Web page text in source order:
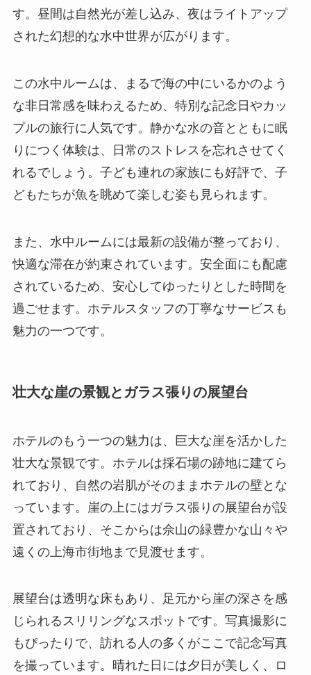
す。昼間は自然光が差し込み、夜はライトアップ
された幻想的な水中世界が広がります。
この水中ルームは、まるで海の中にいるかのよう
な非日常感を味わえるため、特別な記念日やカッ
プルの旅行に人気です。静かな水の音とともに眠
りにつく体験は、日常のストレスを忘れさせてく
れるでしょう。子ども連れの家族にも好評で、子
どもたちが魚を眺めて楽しむ姿も見られます。
また、水中ルームには最新の設備が整っており、
快適な滞在が約束されています。安全面にも配慮
されているため、安心してゆったりとした時間を
過ごせます。ホテルスタッフの丁寧なサービスも
魅力の一つです。
壮大な崖の景観とガラス張りの展望台
ホテルのもう一つの魅力は、巨大な崖を活かした
壮大な景観です。ホテルは採石場の跡地に建てら
れており、自然の岩肌がそのままホテルの壁とな
っています。崖の上にはガラス張りの展望台が設
置されており、そこからは佘山の緑豊かな山々や
遠くの上海市街地まで見渡せます。
展望台は透明な床もあり、足元から崖の深さを感
じられるスリリングなスポットです。写真撮影に
もぴったりで、訪れる人の多くがここで記念写真
を撮っています。晴れた日には夕日が美しく、ロ